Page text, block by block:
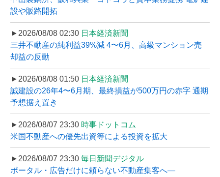
設や販路開拓
►2026/08/08 02:30 日本経済新聞
三井不動産の純利益39%減 4〜6月、高級マンション売
却益の反動
►2026/08/08 01:50 日本経済新聞
誠建設の26年4〜6月期、最終損益が500万円の赤字 通期
予想据え置き
►2026/08/07 23:30 時事ドットコム
米国不動産への優先出資等による投資を拡大
►2026/08/07 23:30 毎日新聞デジタル
ポータル・広告だけに頼らない不動産集客へ―